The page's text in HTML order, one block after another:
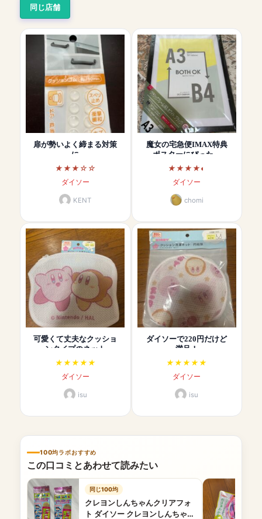
同じ店舗
扉が勢いよく締まる対策
に
ダイソー
KENT
魔女の宅急便IMAX特典
ポスターにぴった…
ダイソー
chomi
可愛くて丈夫なクッショ
ンタイプのネット
ダイソー
isu
ダイソーで220円だけど
満足！
ダイソー
isu
100均ラボおすすめ
この口コミとあわせて読みたい
同じ100均
クレヨンしんちゃんクリアフォ
ト ダイソー クレヨンしんちゃん